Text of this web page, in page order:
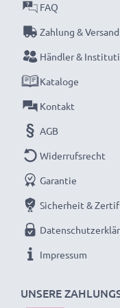
CELLONIC
scharfe,
schnelle Lieferung
UNSERE
FAQ
Zahlung & Versand
Händler &
Kataloge
Kontakt
AGB
Widerrufsrecht
Garantie
Sicherheit &
Impressum